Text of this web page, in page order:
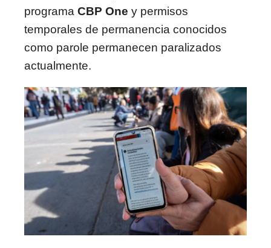
programa CBP One y permisos
temporales de permanencia conocidos
como parole permanecen paralizados
actualmente.